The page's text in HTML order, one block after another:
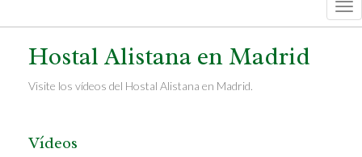
Hostal Alistana en Madrid
Visite los vídeos del Hostal Alistana en Madrid.
Vídeos